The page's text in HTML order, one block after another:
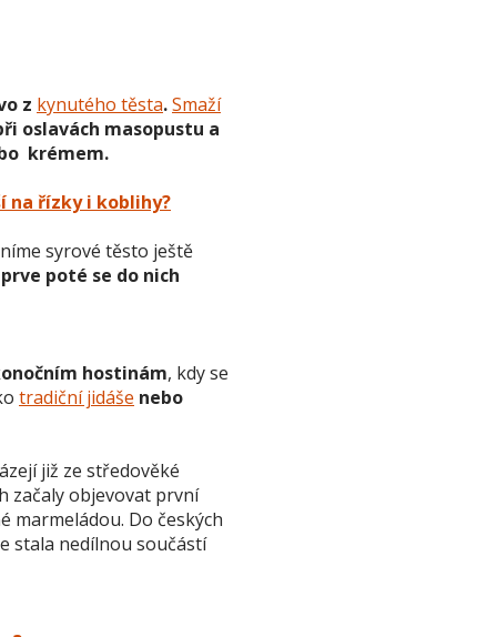
z kynutého těsta.Smaží
oslavách masopustu a
krémem.
na řízky i koblihy?
syrové těsto ještě
poté se do nich
hostinám, kdy se
tradiční jidáše nebo
již ze středověké
začaly objevovat první
marmeládou. Do českých
stala nedílnou součástí